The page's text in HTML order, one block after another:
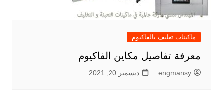
ماكينات تغليف بالفاكيوم
معرفة تفاصيل مكاين الفاكيوم
engmansy ديسمبر 20, 2021